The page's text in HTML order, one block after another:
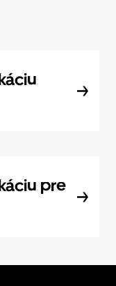
pre